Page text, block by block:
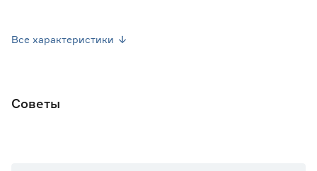
Все характеристики
Советы